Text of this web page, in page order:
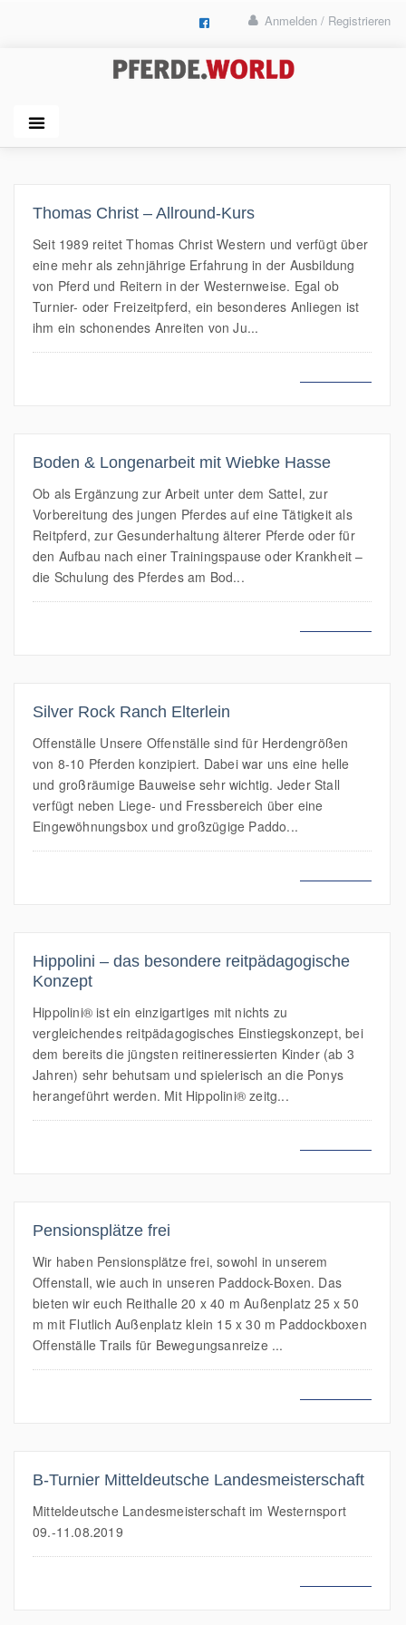
Anmelden / Registrieren
Thomas Christ – Allround-Kurs
Seit 1989 reitet Thomas Christ Western und verfügt über
eine mehr als zehnjährige Erfahrung in der Ausbildung
von Pferd und Reitern in der Westernweise. Egal ob
Turnier- oder Freizeitpferd, ein besonderes Anliegen ist
ihm ein schonendes Anreiten von Ju...
Boden & Longenarbeit mit Wiebke Hasse
Ob als Ergänzung zur Arbeit unter dem Sattel, zur
Vorbereitung des jungen Pferdes auf eine Tätigkeit als
Reitpferd, zur Gesunderhaltung älterer Pferde oder für
den Aufbau nach einer Trainingspause oder Krankheit –
die Schulung des Pferdes am Bod...
Silver Rock Ranch Elterlein
Offenställe Unsere Offenställe sind für Herdengrößen
von 8-10 Pferden konzipiert. Dabei war uns eine helle
und großräumige Bauweise sehr wichtig. Jeder Stall
verfügt neben Liege- und Fressbereich über eine
Eingewöhnungsbox und großzügige Paddo...
Hippolini – das besondere reitpädagogische
Konzept
Hippolini® ist ein einzigartiges mit nichts zu
vergleichendes reitpädagogisches Einstiegskonzept, bei
dem bereits die jüngsten reitineressierten Kinder (ab 3
Jahren) sehr behutsam und spielerisch an die Ponys
herangeführt werden. Mit Hippolini® zeitg...
Pensionsplätze frei
Wir haben Pensionsplätze frei, sowohl in unserem
Offenstall, wie auch in unseren Paddock-Boxen. Das
bieten wir euch Reithalle 20 x 40 m Außenplatz 25 x 50
m mit Flutlich Außenplatz klein 15 x 30 m Paddockboxen
Offenställe Trails für Bewegungsanreize ...
B-Turnier Mitteldeutsche Landesmeisterschaft
Mitteldeutsche Landesmeisterschaft im Westernsport
09.-11.08.2019